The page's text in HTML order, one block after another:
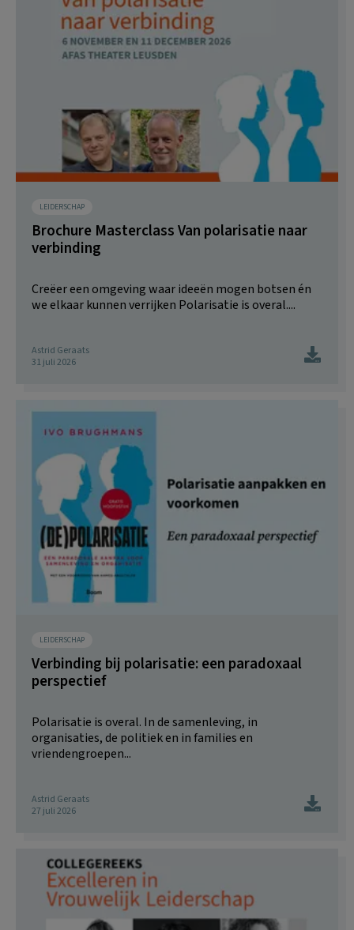
LEIDERSCHAP
Brochure Masterclass Van polarisatie naar
verbinding
Creëer een omgeving waar ideeën mogen botsen én
we elkaar kunnen verrijken Polarisatie is overal....
Astrid Geraats
31 juli 2026
LEIDERSCHAP
Verbinding bij polarisatie: een paradoxaal
perspectief
Polarisatie is overal. In de samenleving, in
organisaties, de politiek en in families en
vriendengroepen...
Astrid Geraats
27 juli 2026